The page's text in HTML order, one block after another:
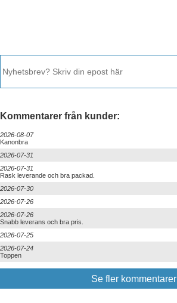
Kommentarer från kunder:
2026-08-07
Kanonbra
2026-07-31
2026-07-31
Rask leverande och bra packad.
2026-07-30
2026-07-26
2026-07-26
Snabb leverans och bra pris.
2026-07-25
2026-07-24
Toppen
Se fler kommentarer